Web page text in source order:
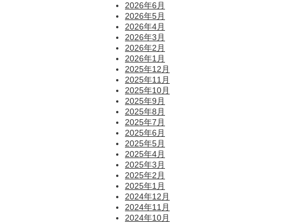
2026年6月
2026年5月
2026年4月
2026年3月
2026年2月
2026年1月
2025年12月
2025年11月
2025年10月
2025年9月
2025年8月
2025年7月
2025年6月
2025年5月
2025年4月
2025年3月
2025年2月
2025年1月
2024年12月
2024年11月
2024年10月